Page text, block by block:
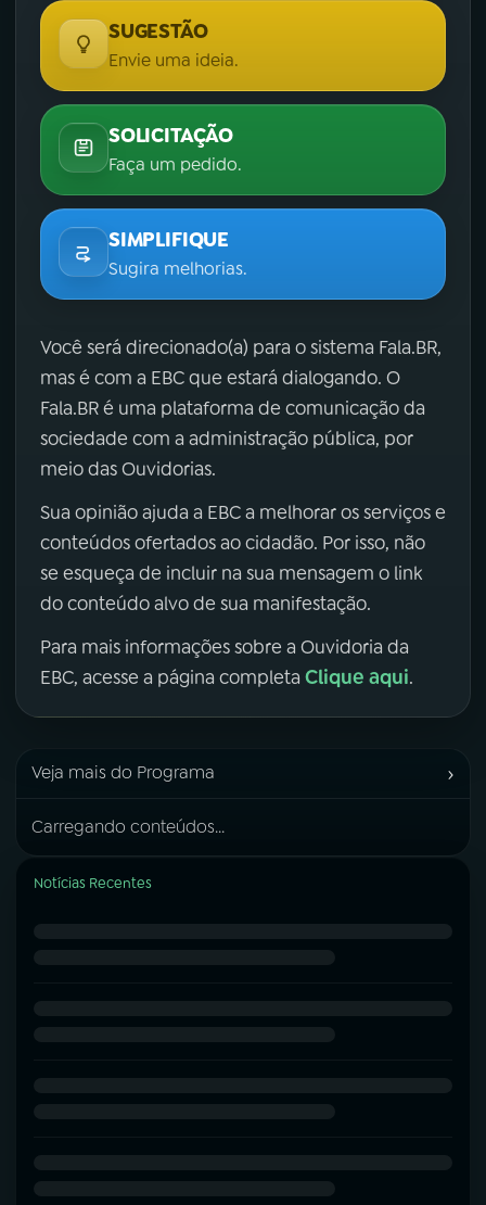
SUGESTÃO
Envie uma ideia.
SOLICITAÇÃO
Faça um pedido.
SIMPLIFIQUE
Sugira melhorias.
Você será direcionado(a) para o sistema Fala.BR,
mas é com a EBC que estará dialogando. O
Fala.BR é uma plataforma de comunicação da
sociedade com a administração pública, por
meio das Ouvidorias.
Sua opinião ajuda a EBC a melhorar os serviços e
conteúdos ofertados ao cidadão. Por isso, não
se esqueça de incluir na sua mensagem o link
do conteúdo alvo de sua manifestação.
Para mais informações sobre a Ouvidoria da
EBC, acesse a página completa Clique aqui.
Veja mais do Programa ›
Carregando conteúdos...
Notícias Recentes